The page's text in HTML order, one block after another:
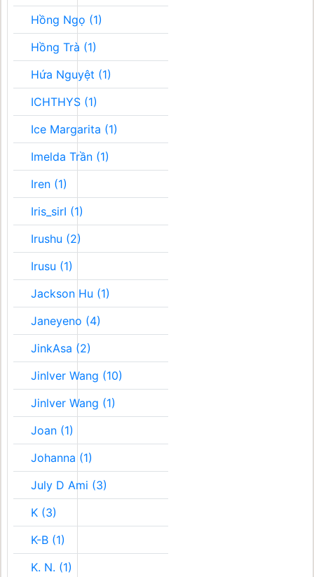
Hồng Ngọ (1)
Hồng Trà (1)
Hứa Nguyệt (1)
ICHTHYS (1)
Ice Margarita (1)
Imelda Trần (1)
Iren (1)
Iris_sirI (1)
Irushu (2)
Irusu (1)
Jackson Hu (1)
Janeyeno (4)
JinkAsa (2)
Jinlver Wang (10)
Jinlver Wang (1)
Joan (1)
Johanna (1)
July D Ami (3)
K (3)
K-B (1)
K. N. (1)